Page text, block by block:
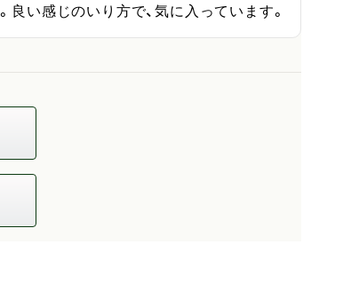
い感じのいり方で、気に入っています。